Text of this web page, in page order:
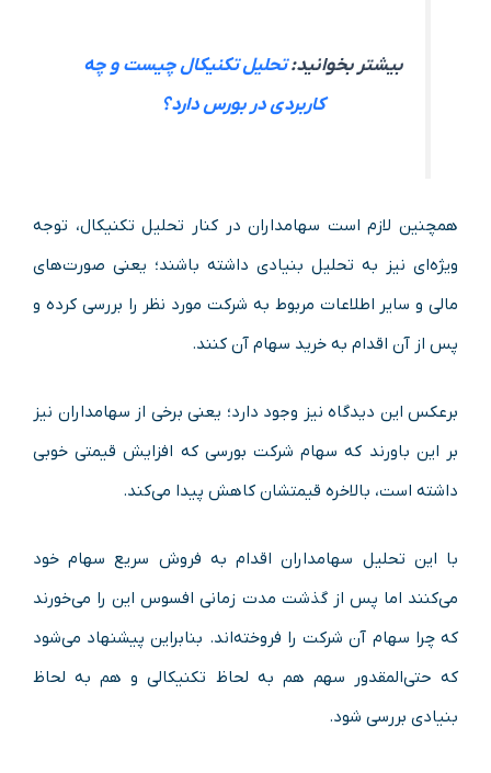
بیشتر بخوانید:تحلیل تکنیکال چیست و چه
کاربردی در بورس دارد؟
همچنین لازم است سهامداران در کنار تحلیل تکنیکال، توجه
ویژه‌ای نیز به تحلیل بنیادی داشته باشند؛ یعنی صورت‌های
مالی و سایر اطلاعات مربوط به شرکت مورد نظر را بررسی کرده و
پس از آن اقدام به خرید سهام آن کنند.
برعکس این دیدگاه نیز وجود دارد؛ یعنی برخی از سهامداران نیز
بر این باورند که سهام شرکت بورسی که افزایش قیمتی خوبی
داشته است، بالاخره قیمتشان کاهش پیدا می‌کند.
با این تحلیل سهامداران اقدام به فروش سریع سهام خود
می‌کنند اما پس از گذشت مدت زمانی افسوس این را می‌خورند
که چرا سهام آن شرکت را فروخته‌اند. بنابراین پیشنهاد می‌شود
که حتی‌المقدور سهم هم به لحاظ تکنیکالی و هم به لحاظ
بنیادی بررسی شود.